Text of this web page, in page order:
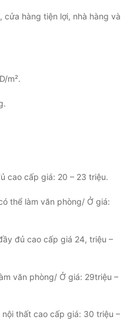
cửa hàng tiện lợi, nhà hàng và
m².
cao cấp giá: 20 – 23 triệu.
thể làm văn phòng/ Ở giá:
đủ cao cấp giá 24, triệu –
văn phòng/ Ở giá: 29triệu –
nội thất cao cấp giá: 30 triệu –